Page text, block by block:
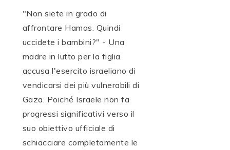
"Non siete in grado di
affrontare Hamas. Quindi
uccidete i bambini?" - Una
madre in lutto per la figlia
accusa l'esercito israeliano di
vendicarsi dei più vulnerabili di
Gaza. Poiché Israele non fa
progressi significativi verso il
suo obiettivo ufficiale di
schiacciare completamente le